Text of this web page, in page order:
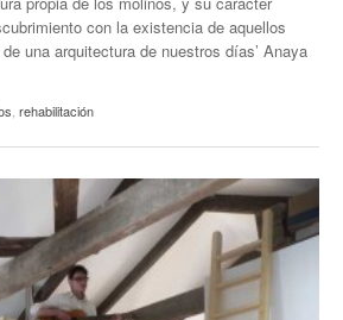
con la existencia de aquellos
una arquitectura de nuestros días’ Anaya
rehabilitación